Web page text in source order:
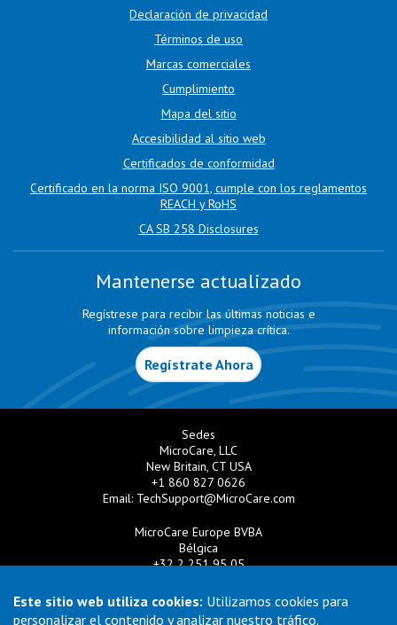
Este sitio web utiliza cookies: Utilizamos cookies para
personalizar el contenido y analizar nuestro tráfico.
Declaración de privacidad
Términos de uso
Marcas comerciales
Cumplimiento
Mapa del sitio
Accesibilidad al sitio web
Certificados de conformidad
Certificado en la norma ISO 9001, cumple con los reglamentos
REACH y RoHS
CA SB 258 Disclosures
Mantenerse actualizado
Regístrese para recibir las últimas noticias e
información sobre limpieza crítica.
Regístrate Ahora
Sedes
MicroCare, LLC
New Britain, CT USA
+1 860 827 0626
Email: TechSupport@MicroCare.com
MicroCare Europe BVBA
Bélgica
+32 2 251 95 05
MicroCare U.K. Ltd